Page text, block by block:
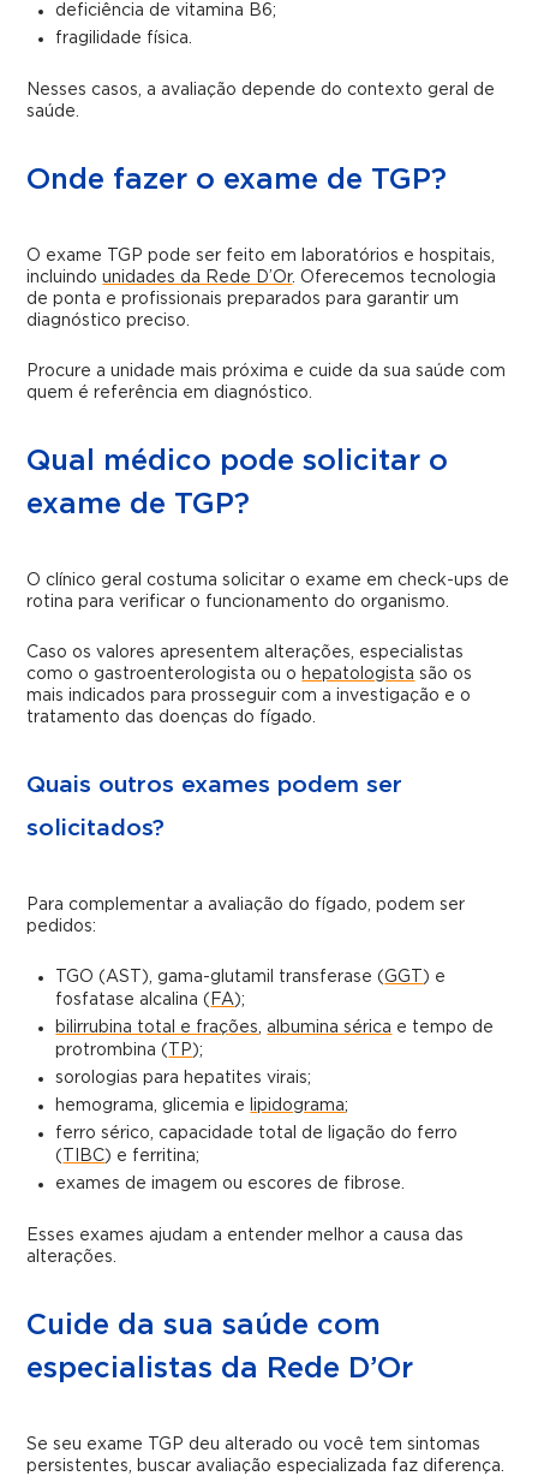
deficiência de vitamina B6;
fragilidade física.
Nesses casos, a avaliação depende do contexto geral de
saúde.
Onde fazer o exame de TGP?
O exame TGP pode ser feito em laboratórios e hospitais,
incluindounidades da Rede D’Or. Oferecemos tecnologia
de ponta e profissionais preparados para garantir um
diagnóstico preciso.
Procure a unidade mais próxima e cuide da sua saúde com
quem é referência em diagnóstico.
Qual médico pode solicitar o
exame de TGP?
O clínico geral costuma solicitar o exame em check-ups de
rotina para verificar o funcionamento do organismo.
Caso os valores apresentem alterações, especialistas
como o gastroenterologista ou o hepatologista são os
mais indicados para prosseguir com a investigação e o
tratamento das doenças do fígado.
Quais outros exames podem ser
solicitados?
Para complementar a avaliação do fígado, podem ser
pedidos:
TGO (AST), gama-glutamil transferase (GGT
) e
fosfatase alcalina ( FA);
bilirrubina total e frações, albumina sérica e tempo de
protrombina (
TP );
sorologias para hepatites virais;
hemograma, glicemia e lipidograma;
ferro sérico, capacidade total de ligação do ferro
(
TIBC) e ferritina;
exames de imagem ou escores de fibrose.
Esses exames ajudam a entender melhor a causa das
alterações.
Cuide da sua saúde com
especialistas da Rede D’Or
Se seu exame TGP deu alterado ou você tem sintomas
persistentes, buscar avaliação especializada faz diferença.